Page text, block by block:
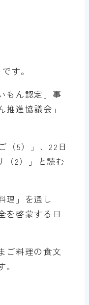
です。
もん認定」事
進協議会」
（5）」、22日
（2）」と読む
理」を通し
を啓蒙する日
ご料理の食文